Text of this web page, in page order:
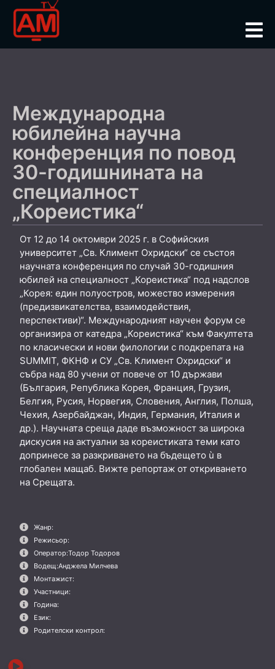
Международна
юбилейна научна
конференция по повод
30-годишнината на
специалност
„Кореистика“
От 12 до 14 октомври 2025 г. в Софийския
университет „Св. Климент Охридски“ се състоя
научната конференция по случай 30-годишния
юбилей на специалност „Кореистика“ под надслов
„Корея: един полуостров, можество измерения
(предизвикателства, взаимодействия,
перспективи)“. Международният научен форум се
организира от катедра „Кореистика“ към Факултета
по класически и нови филологии с подкрепата на
SUMMIT, ФКНФ и СУ „Св. Климент Охридски“ и
събра над 80 учени от повече от 10 държави
(България, Република Корея, Франция, Грузия,
Белгия, Русия, Норвегия, Словения, Англия, Полша,
Чехия, Азербайджан, Индия, Германия, Италия и
др.). Научната среща даде възможност за широка
дискусия на актуални за кореистиката теми като
допринесе за разкриването на бъдещето ù в
глобален мащаб. Вижте репортаж от откриването
на Срещата.
Жанр:
Режисьор:
Оператор:Тодор Тодоров
Водещ:Анджела Милчева
Монтажист:
Участници:
Година:
Език:
Родителски контрол: